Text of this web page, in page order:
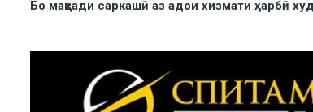
Бо мақсади саркашӣ аз адои хизмати ҳарбӣ